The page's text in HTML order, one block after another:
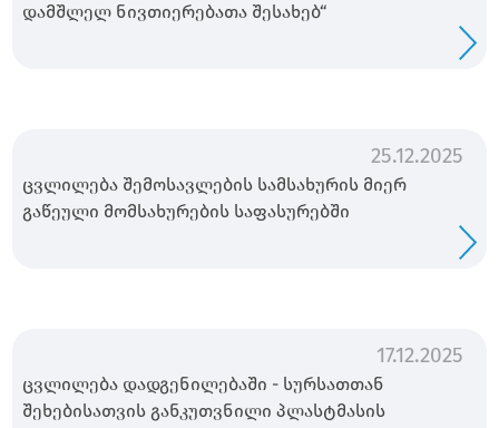
დამშლელ ნივთიერებათა შესახებ“
25.12.2025
ცვლილება შემოსავლების სამსახურის მიერ
გაწეული მომსახურების საფასურებში
17.12.2025
ცვლილება დადგენილებაში - სურსათთან
შეხებისათვის განკუთვნილი პლასტმასის